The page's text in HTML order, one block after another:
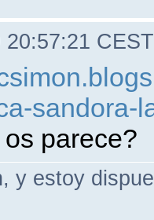
CEST
sandora-
parece?
y estoy